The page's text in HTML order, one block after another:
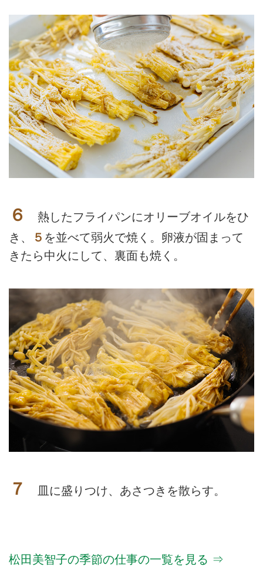
６
熱したフライパンにオリーブオイルをひ
き、
５ を並べて弱火で焼く。卵液が固まって
きたら中火にして、裏面も焼く。
７ 皿に盛りつけ、あさつきを散らす。
松田美智子の季節の仕事の一覧を見る ⇒